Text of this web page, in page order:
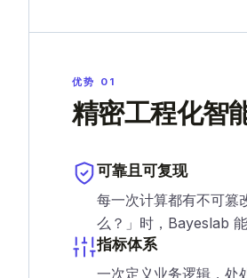
优势 01
精密工程化智
可靠且可复现
每一次计算都有不可篡
么？」时，Bayeslab
指标体系
一次定义业务逻辑，处